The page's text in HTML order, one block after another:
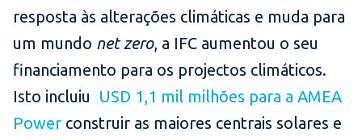
resposta às alterações climáticas e muda para
um mundo net zero, a IFC aumentou o seu
financiamento para os projectos climáticos.
Isto incluiu USD 1,1 mil milhões para a AMEA
Power construir as maiores centrais solares e